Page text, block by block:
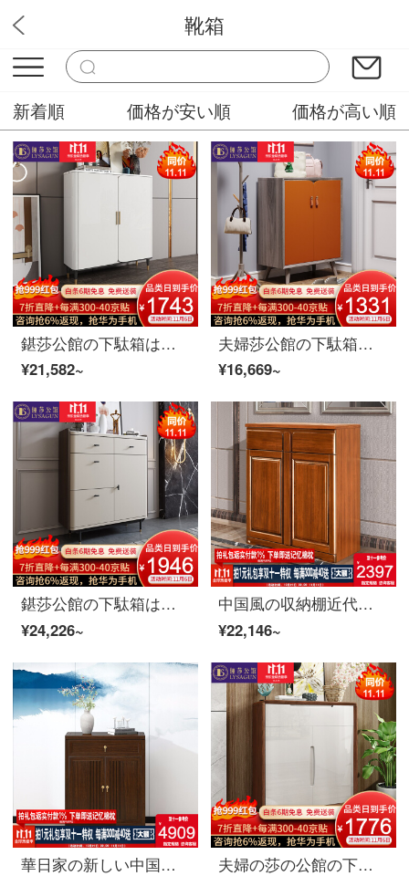
ユニーク家具販売
靴箱
新着順 価格が安い順 価格が高い順
鍖莎公館の下駄箱は北欧の軽い豪華な下駄箱は意味式がきわめて簡単で、客間の仕切りは玄関の戸棚の収納棚の家具の2つの下駄箱の岩板の台の面を収納します。
¥21,582~
夫婦莎公館の下駄箱の下駄箱は簡単に北欧客間の仕切りの玄関棚の収納棚の家具の2つの下駄箱の下駄箱を予約します。
¥16,669~
鍖莎公館の下駄箱は北欧の軽い豪華な下駄箱は意味式がきわめて簡単で、客間の仕切りの玄関の戸棚の収納棚の収納棚の家具の下駄箱の輸入の岩板+実木
¥24,226~
中国風の収納棚近代的な中国式収納棚のインテリアは、ホワイトルームの家具の色をシンプルにします。
¥22,146~
華日家の新しい中国式の靴箱の収納棚家庭の玄関棚の中国式のリビングルームの木製家具の下駄箱
夫婦の莎の公館の下駄箱の北欧の2つの下駄箱の現代簡単な客間の仕切りの玄関の戸棚の収納棚の家具の下駄箱のピアノの漆+白蝋の木の台